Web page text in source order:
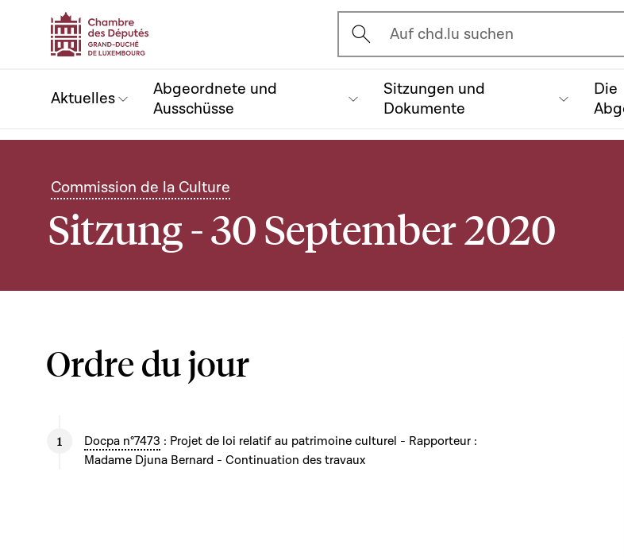
Ouvrir l'écran de recherche
Auf chd.lu suchen
Aktuelles
Abgeordnete und
Ausschüsse
Sitzungen und
Dokumente
Die
Commission de la Culture
Sitzung - 30 September 2020
Ordre du jour
Docpa n°7473 : Projet de loi relatif au patrimoine culturel - Rapporteur :
Madame Djuna Bernard - Continuation des travaux